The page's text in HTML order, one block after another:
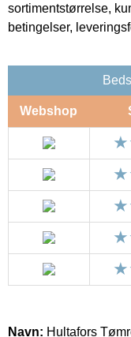
sortimentstørrelse,
betingelser,
Webshop
Navn: Hultafors